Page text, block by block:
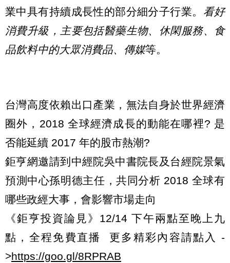
業中具有持續成長性的部分細分子行業。 看好
消費升級，主要包括醫藥生物、休閑服務、食
品飲料中的大眾消費品、傳媒等。
台灣高度依賴出口產業，無法自身於世界經濟
圈外，2018 全球經濟成長的動能在哪裡? 是
否能延續 2017 年的股市熱潮?
鉅亨網邀請到中經院吳中書院長及台經院景氣
預測中心孫明德主任，共同分析 2018 全球有
哪些政經大事，會影響市場走向
《鉅亨投資論見》12/14 下午兩點至晚上九
點，全程免費直播 更多精彩內容請點入 -
>https://goo.gl/8RPRAB